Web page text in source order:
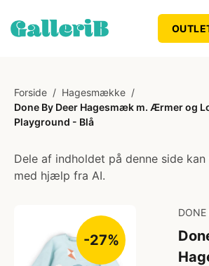
Forside / Hagesmække /
Done By Deer Hagesmæk m. Ærmer og
Playground - Blå
Dele af indholdet på denne side
med hjælp fra AI.
-27%
DONE